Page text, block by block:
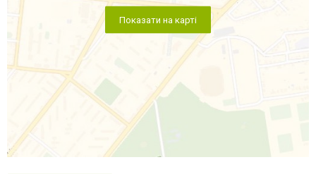
Показати на карті